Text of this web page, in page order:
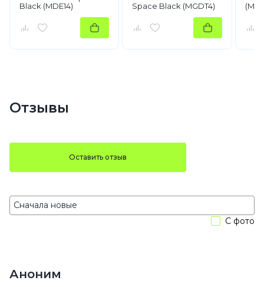
Black (MDE14)
Space Black (MGDT4)
Отзывы
Оставить отзыв
С фото
Аноним